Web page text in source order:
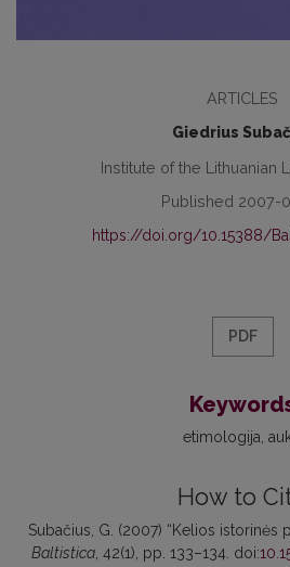
ARTICLES
Giedrius
Institute of the Lithuanian
Published 2007-
https://doi.org/10.15388/
PDF
etimologija
How to
Subačius, G. (2007) “Kelios istorinės
Baltistica, 42(1), pp. 133–134. doi: